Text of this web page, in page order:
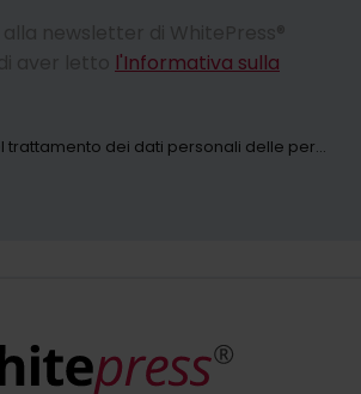
l'Informativa sulla
Il Responsabile del trattamento dei dati personali delle persone che utilizzano il sito web whitepress. com e tutte le sue sottopagine (di seguito: il Servizio) ai sensi del Regolamento (UE) 2016/679 del Parlamento europeo e del Consiglio, del 27 aprile 2016, relativo alla protezione delle persone fisiche con riguardo al trattamento dei dati personali, nonché alla libera circolazione di tali dati e che abroga la direttiva 95/46/CE (di seguito: GDPR) e collettivamente "WhitePress" Spółka z ograniczoną odpowiedzialnością (Sp. z oo), con sede legale a Bielsko-Biała in ul. Legionów 26/28, iscritta nel Registro degli Imprenditori del Registro Nazionale dei Tribunali tenuto dal Tribunale Distrettuale di Bielsko-Biała, 8ª Divisione Economica del Registro Nazionale dei Tribunali con il numero KRS: 0000651339, NIP: 9372667797, REGON: 243400145 e le altre società del